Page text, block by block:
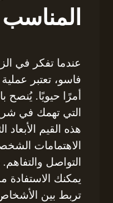
المناسب
عندما تفكر في
فاسو، تعتبر
أمرًا حيويًا. يُنصح
التي تهمك في
هذه القيم الأبعاد
الاهتمامات
التواصل
يمكنك الاستفادة
تربط بين